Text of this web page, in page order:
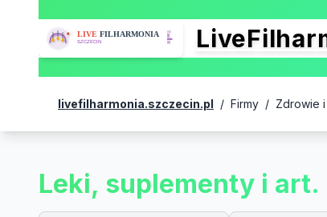
livefilharmonia.szczecin.pl / Firmy / Zdrowie
Leki, suplementy i